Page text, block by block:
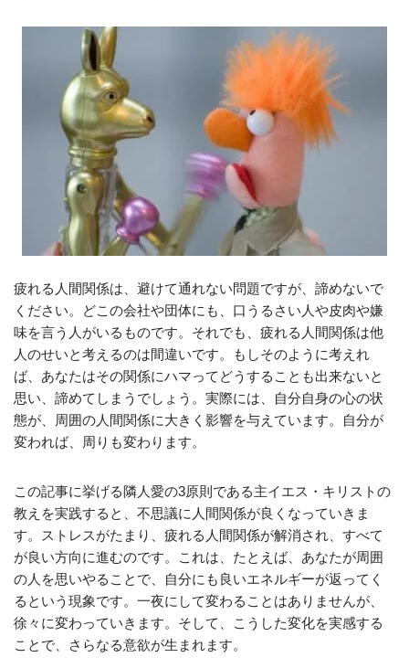
疲れる人間関係は、避けて通れない問題ですが、諦めないで
ください。どこの会社や団体にも、口うるさい人や皮肉や嫌
味を言う人がいるものです。それでも、疲れる人間関係は他
人のせいと考えるのは間違いです。もしそのように考えれ
ば、あなたはその関係にハマってどうすることも出来ないと
思い、諦めてしまうでしょう。実際には、自分自身の心の状
態が、周囲の人間関係に大きく影響を与えています。自分が
変われば、周りも変わります。
この記事に挙げる隣人愛の3原則である主イエス・キリストの
教えを実践すると、不思議に人間関係が良くなっていきま
す。ストレスがたまり、疲れる人間関係が解消され、すべて
が良い方向に進むのです。これは、たとえば、あなたが周囲
の人を思いやることで、自分にも良いエネルギーが返ってく
るという現象です。一夜にして変わることはありませんが、
徐々に変わっていきます。そして、こうした変化を実感する
ことで、さらなる意欲が生まれます。